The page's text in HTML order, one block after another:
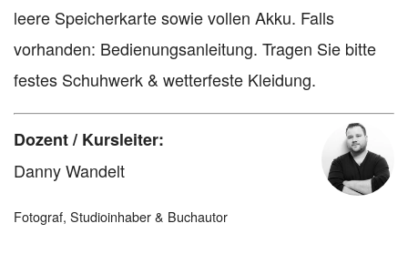
leere Speicherkarte sowie vollen Akku. Falls
vorhanden: Bedienungsanleitung. Tragen Sie bitte
festes Schuhwerk & wetterfeste Kleidung.
Dozent / Kursleiter:
Danny Wandelt
Fotograf, Studioinhaber & Buchautor